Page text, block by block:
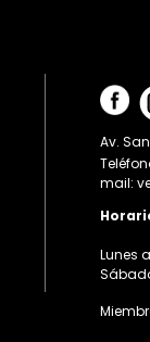
Av.
mail:
Lunes